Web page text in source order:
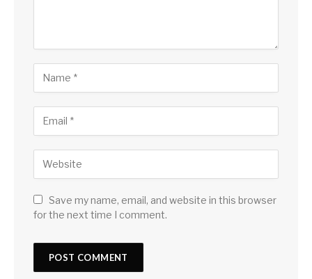
Save my name, email, and website in this browser
for the next time I comment.